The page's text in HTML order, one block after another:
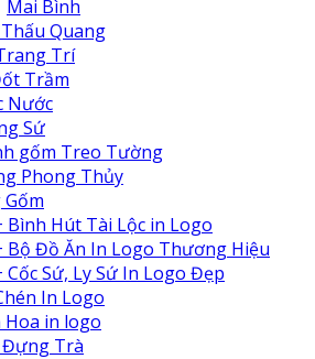
Mai Bình
Quang
Trí
Trầm
Nước
Sứ
gốm Treo Tường
Phong Thủy
Bình Hút Tài Lộc in Logo
Bộ Đồ Ăn In Logo Thương Hiệu
Cốc Sứ, Ly Sứ In Logo Đẹp
In Logo
Hoa in logo
Trà